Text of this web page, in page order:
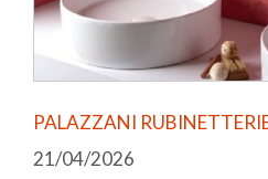
PALAZZANI
21/04/2026